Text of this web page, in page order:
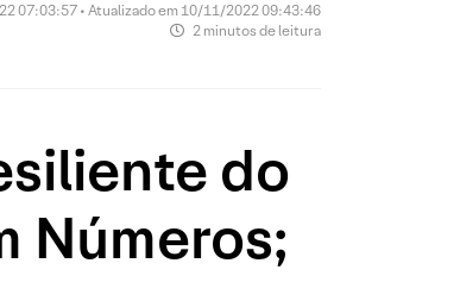
07:03:57 • Atualizado em 10/11/2022 09:43:46
2 minutos de leitura
do
Números;